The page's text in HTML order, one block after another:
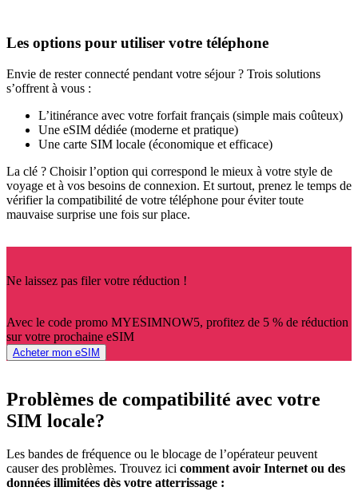
Les options pour utiliser votre téléphone
Envie de rester connecté pendant votre séjour ? Trois solutions
s’offrent à vous :
L’itinérance avec votre forfait français (simple mais coûteux)
Une eSIM dédiée (moderne et pratique)
Une carte SIM locale (économique et efficace)
La clé ? Choisir l’option qui correspond le mieux à votre style de
voyage et à vos besoins de connexion. Et surtout, prenez le temps de
vérifier la compatibilité de votre téléphone pour éviter toute
mauvaise surprise une fois sur place.
Ne laissez pas filer votre réduction !
Avec le code promo MYESIMNOW5, profitez de 5 % de réduction
sur votre prochaine eSIM
Acheter mon eSIM
Problèmes de compatibilité avec votre
SIM locale?
Les bandes de fréquence ou le blocage de l’opérateur peuvent
causer des problèmes. Trouvez ici comment avoir Internet ou des
données illimitées dès votre atterrissage :